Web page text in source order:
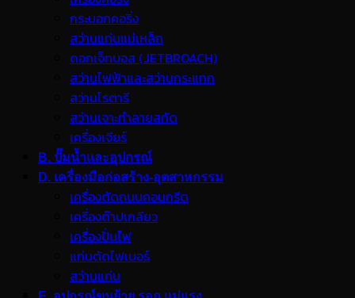
กระบอกคอริ่ง
สว่านแท่นแม่เหล็ก
ดอกเจ็ทบอส (JETBROACH)
สว่านไฟฟ้าและสว่านกระแทก
สว่านโรตารี
สว่านเจาะทำลายสกัด
เครื่องเจียร์
B. ปั๊มน้ำและอุปกรณ์
D. เครื่องมือก่อสร้าง-อุตสาหกรรม
เครื่องตัดถนนคอนกรีต
เครื่องต๊าปเกลียว
เครื่องปั่นไฟ
แท่นตัดไฟเบอร์
สว่านแท่น